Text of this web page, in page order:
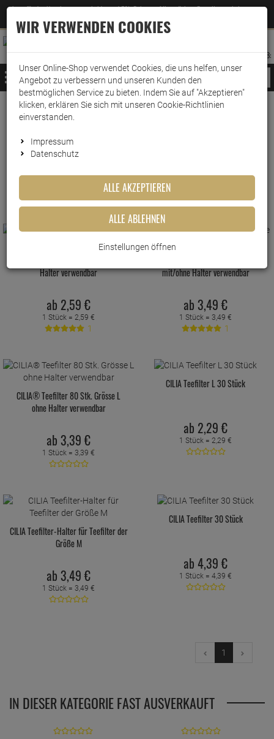
Jetzt für den Newsletter entscheiden und 5% Rabatt auf Ihre nächste Bestellung erhalten
–Zum Newsletter
ANMELDEN
AUFKLAPPEN
MERKZETTEL
WARENKORB:
MENÜ
www.wark24.de Lebensmittel Tee Teefilter
Halter verwendbar
ab 2,59 €
1 Stück = 2,59 €
1
mit/ohne Halter verwendbar
ab 3,49 €
1 Stück = 3,49 €
1
CILIA® Teefilter 80 Stk. Grösse L
ohne Halter verwendbar
ab 3,39 €
1 Stück = 3,39 €
CILIA Teefilter L 30 Stück
ab 2,29 €
1 Stück = 2,29 €
CILIA Teefilter-Halter für Teefilter der
Größe M
ab 3,49 €
1 Stück = 3,49 €
CILIA Teefilter 30 Stück
ab 4,39 €
1 Stück = 4,39 €
1
IN DIESER KATEGORIE FAST AUSVERKAUFT
WIR VERWENDEN COOKIES
Unser Online-Shop verwendet Cookies, die uns helfen, unser
Angebot zu verbessern und unseren Kunden den
bestmöglichen Service zu bieten. Indem Sie auf "Akzeptieren"
klicken, erklären Sie sich mit unseren Cookie-Richtlinien
einverstanden.
Impressum
Datenschutz
ALLE AKZEPTIEREN
ALLE ABLEHNEN
Einstellungen öffnen